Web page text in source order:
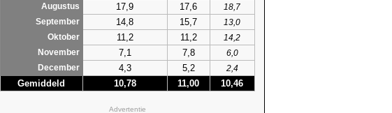
Augustus
17,9 17,6
18,7
September
14,8 15,7
13,0
Oktober
11,2 11,2
14,2
November
7,1 7,8
6,0
December
4,3 5,2 2,4
Gemiddeld 10,78 11,00 10,46
Advertentie